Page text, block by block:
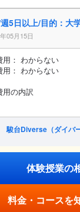
5日以上/目的：大
05月15日
用： わからない
用： わからない
用の内訳
駿台Diverse（ダイバ
体験授業の
料金・コースを